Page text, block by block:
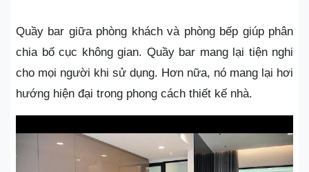
Quầy bar giữa phòng khách và phòng bếp giúp phân
chia bố cục không gian. Quầy bar mang lại tiện nghi
cho mọi người khi sử dụng. Hơn nữa, nó mang lại hơi
hướng hiện đại trong phong cách thiết kế nhà.